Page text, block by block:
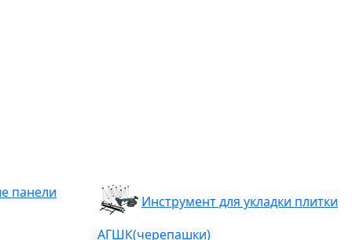
панели
Инструмент для укладки плитки
АГШК(черепашки)